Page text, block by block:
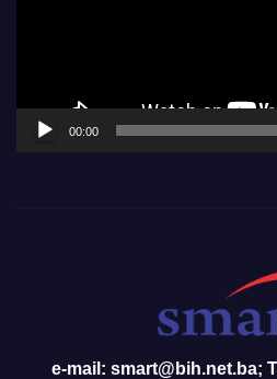
00:00
e-mail: smart@bih.net.ba;